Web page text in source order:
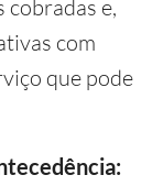
cobradas e,
com
que pode